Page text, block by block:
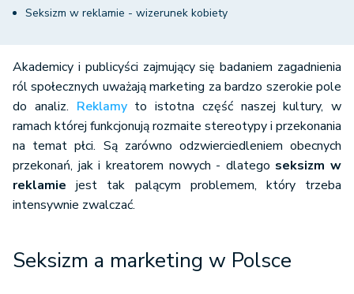
Seksizm w reklamie - wizerunek kobiety
Akademicy i publicyści zajmujący się badaniem zagadnienia
ról społecznych uważają marketing za bardzo szerokie pole
do analiz. Reklamyto istotna część naszej kultury, w
ramach której funkcjonują rozmaite stereotypy i przekonania
na temat płci. Są zarówno odzwierciedleniem obecnych
przekonań, jak i kreatorem nowych - dlatego seksizm w
reklamie jest tak palącym problemem, który trzeba
intensywnie zwalczać.
Seksizm a marketing w Polsce